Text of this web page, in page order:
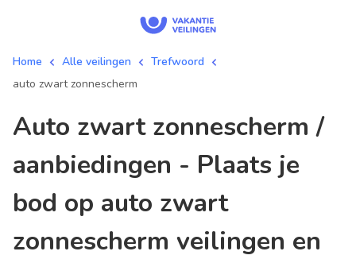
Home Alle veilingen
Trefwoord
auto zwart zonnescherm
auto zwart zonnescherm /
aanbiedingen - Plaats je
bod op auto zwart
zonnescherm veilingen en